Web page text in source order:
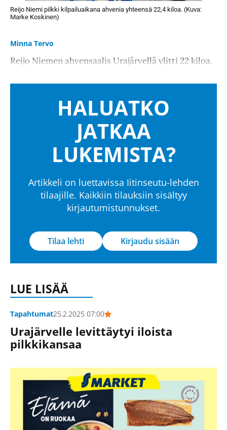
Reijo Niemi pilkki kilpailuaikana ahvenia yhteensä 22,4 kiloa. (Kuva:
Marke Koskinen)
Minna Tervo
Reijo Niemen ahvensaalis Urajärvellä ylitti 22 kiloa.
HALUATKO
JATKAA
LUKEMISTA?
Artikkeli on luettavissa Iitinseutu-lehden
tilaajille. Kaikkiin tilauksiin sisältyy
kirjautumistunnukset.
Tilaa lehti Kirjaudu sisään
LUE LISÄÄ
Tapahtumat25.2.2025 07:00
Urajärvelle levittäytyi iloista
pilkkikansaa